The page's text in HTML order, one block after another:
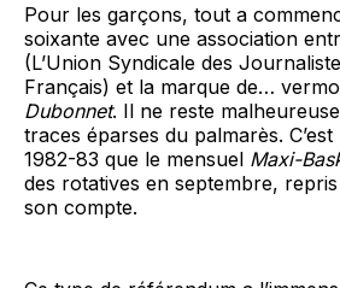
Pour les garçons, tout a
soixante avec une association
(L’Union Syndicale des
Français) et la marque de…
Dubonnet. Il ne reste
traces éparses du palmarès.
1982-83 que le mensuel Maxi-
des rotatives en septembre,
son compte.